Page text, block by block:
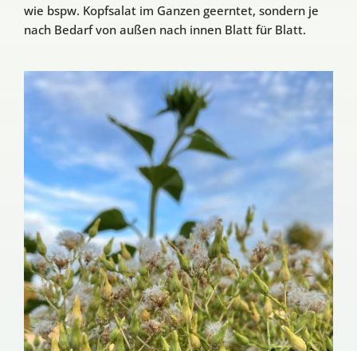
wie bspw. Kopfsalat im Ganzen geerntet, sondern je
nach Bedarf von außen nach innen Blatt für Blatt.